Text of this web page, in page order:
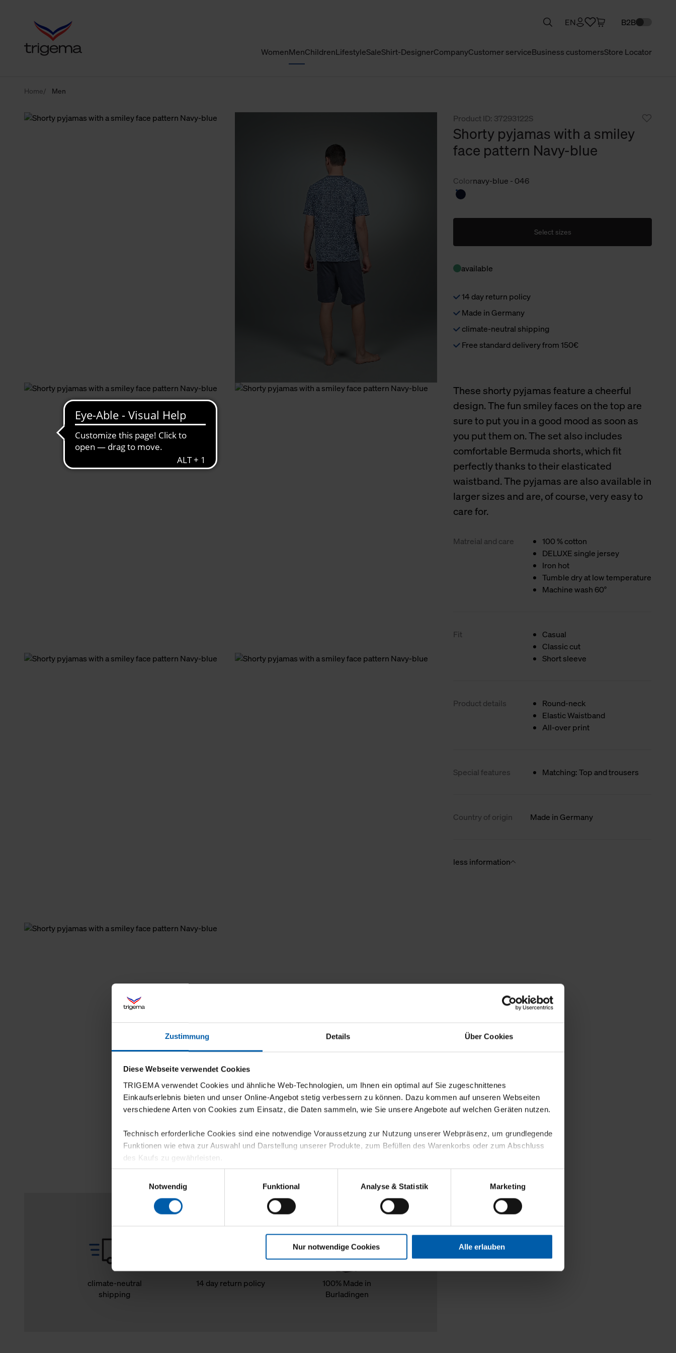
Zustimmung Details Über Cookies
Diese Webseite verwendet Cookies
TRIGEMA verwendet Cookies und ähnliche Web-Technologien, um Ihnen ein optimal auf Sie zugeschnittenes
Einkaufserlebnis bieten und unser Online-Angebot stetig verbessern zu können. Dazu kommen auf unseren Webseiten
verschiedene Arten von Cookies zum Einsatz, die Daten sammeln, wie Sie unsere Angebote auf welchen Geräten nutzen.
Technisch erforderliche Cookies sind eine notwendige Voraussetzung zur Nutzung unserer Webpräsenz, um grundlegende
Funktionen wie etwa zur Auswahl und Darstellung unserer Produkte, zum Befüllen des Warenkorbs oder zum Abschluss
des Kaufs zu gewährleisten.
Für die Darstellung personalisierter Angebote, Anzeigen und Inhalte aufgrund Ihres Nutzerverhaltens und Ihres Profils
sowie für Marketing-, Statistik- und Tracking-Zwecke zur Analyse und Optimierung unserer Webpräsenz speichern wir
personenbezogene Informationen. Diese übermitteln wir in anonymisierter Form an Dritte wie etwa unsere
Klicken Sie auf "Alle erlauben", damit wir alle Cookies und Web-Technologien für Ihr personalisiertes Einkaufserlebnis
verwenden dürfen. Über die jeweiligen Schaltflächen können Sie die Arten der Cookies selbst festlegen, die Sie erlauben
Notwendig
Funktional Analyse & Statistik Marketing
Nur notwendige Cookies Alle erlauben
WomenMenChildrenLifestyleSaleShirt-DesignerCompanyCustomer serviceBusiness customersStore Locator
EN B2B
Home Men
climate-neutral
shipping
14 day return policy
100% Made in
Burladingen
Product ID: 37293122S
Shorty pyjamas with a smiley
face pattern Navy-blue
Colornavy-blue - 046
Select sizes
available
14 day return policy
Made in Germany
climate-neutral shipping
Free standard delivery from 150€
These shorty pyjamas feature a cheerful
design. The fun smiley faces on the top are
sure to put you in a good mood as soon as
you put them on. The set also includes
comfortable Bermuda shorts, which fit
perfectly thanks to their elasticated
waistband. The pyjamas are also available in
larger sizes and are, of course, very easy to
care for.
Matreial and care
100 % cotton
DELUXE single jersey
Iron hot
Tumble dry at low temperature
Machine wash 60°
Fit
Casual
Classic cut
Short sleeve
Product details
Round-neck
Elastic Waistband
All-over print
Special features Matching: Top and trousers
Country of origin Made in Germany
less information